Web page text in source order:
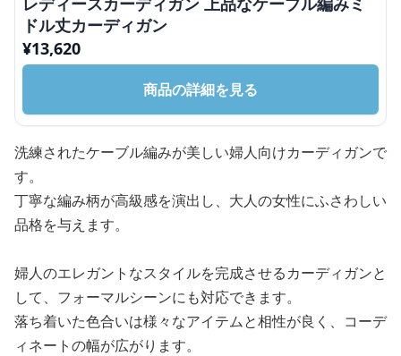
ドル丈カーディガン
¥13,620
商品の詳細を見る
洗練されたケーブル編みが美しい婦人向けカーディガンで
す。
丁寧な編み柄が高級感を演出し、大人の女性にふさわしい
品格を与えます。
婦人のエレガントなスタイルを完成させるカーディガンと
して、フォーマルシーンにも対応できます。
落ち着いた色合いは様々なアイテムと相性が良く、コーデ
ィネートの幅が広がります。